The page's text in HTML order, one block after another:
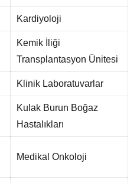
Kardiyoloji
Kemik İliği
Transplantasyon Ünitesi
Klinik Laboratuvarlar
Kulak Burun Boğaz
Hastalıkları
Medikal Onkoloji